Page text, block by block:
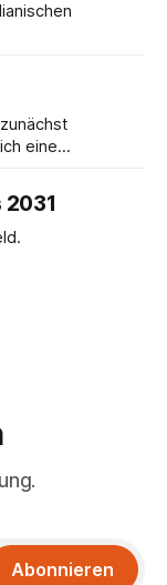
eine
Abonnieren